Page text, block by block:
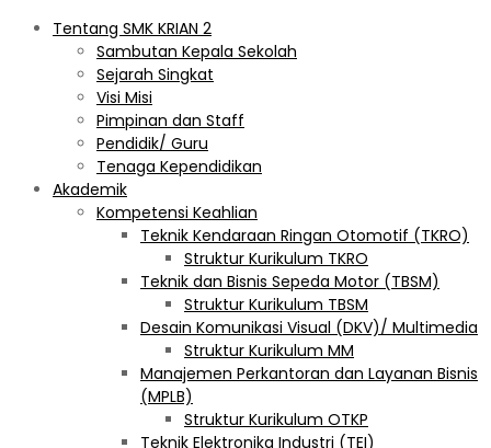
Tentang SMK KRIAN 2
Sambutan Kepala Sekolah
Sejarah Singkat
Visi Misi
Pimpinan dan Staff
Pendidik/ Guru
Tenaga Kependidikan
Akademik
Kompetensi Keahlian
Teknik Kendaraan Ringan Otomotif (TKRO)
Struktur Kurikulum TKRO
Teknik dan Bisnis Sepeda Motor (TBSM)
Struktur Kurikulum TBSM
Desain Komunikasi Visual (DKV)/ Multimedia
Struktur Kurikulum MM
Manajemen Perkantoran dan Layanan Bisnis
(MPLB)
Struktur Kurikulum OTKP
Teknik Elektronika Industri (TEI)